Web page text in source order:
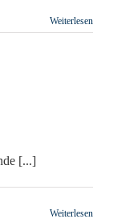
Weiterlesen
[...]
Weiterlesen